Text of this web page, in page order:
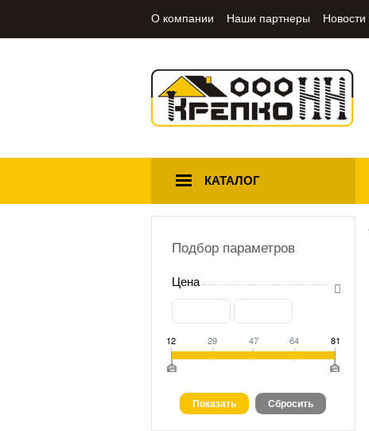
О компании Наши партнеры Новости
КАТАЛОГ
Подбор параметров
Цена
12 29 47 64 81